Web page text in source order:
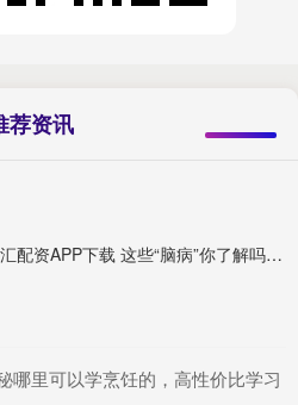
荐资讯
北京科汇配资APP下载 这些“脑病”你了解吗？守护“头”等大事，从关注脑健康做起！
哪里可以学烹饪的，高性价比学习